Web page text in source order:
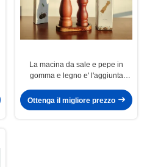
La macina da sale e pepe in
gomma e legno e' l'aggiunta
Ottenga il migliore prezzo